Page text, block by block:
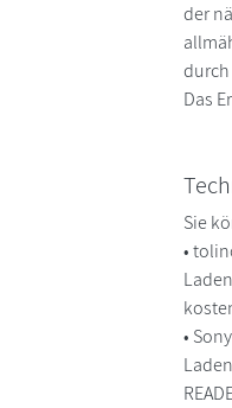
der
Das
Sie
•
•